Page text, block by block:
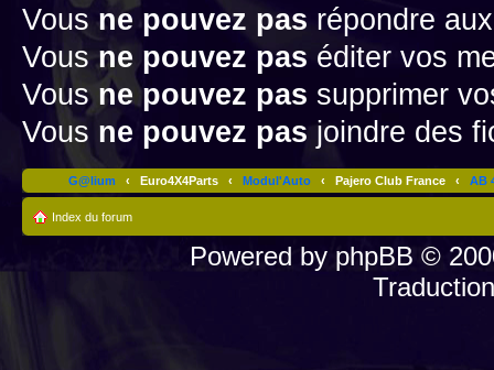
Vousne pouvez pas répondre
Vousne pouvez pas éditer vos
Vous ne pouvez pas supprimer
Vous ne pouvez pas joindre des
G@lium ‹ Euro4X4Parts ‹ Modul'Auto ‹ Pajero Club France ‹ AB
Index du forum
Powered by phpBB ©